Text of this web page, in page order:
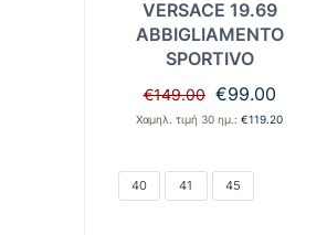
VERSACE 19.69
ABBIGLIAMENTO
SPORTIVO
€149.00 Original
was:
€99.00Η
τιμή
Χαμηλ. τιμή 30 ημ.:€119.20
40 41 45